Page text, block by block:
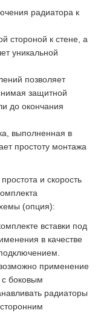
радиатора к
стороной к стене, а
уникальной
позволяет
защитной
до окончания
выполненная в
простоту монтажа
и скорость
(опция):
вставки под
в качестве
применение
с боковым
радиаторы